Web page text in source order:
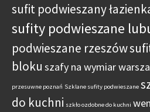
sufit podwieszany
sufity podwieszane
podwieszane rzeszów
bloku szafy na wymiar
przesuwne poznań Szklane sufity podwieszane
do kuchni szkło ozdobne do kuchni